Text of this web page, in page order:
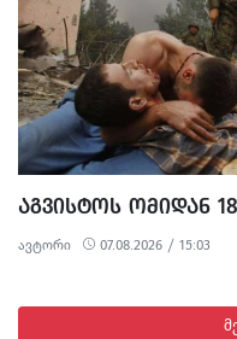
ᲐᲒᲕᲘᲡᲢᲝᲡ ᲝᲛᲘᲓᲐᲜ
ავტორი 07.08.2026 / 15:03